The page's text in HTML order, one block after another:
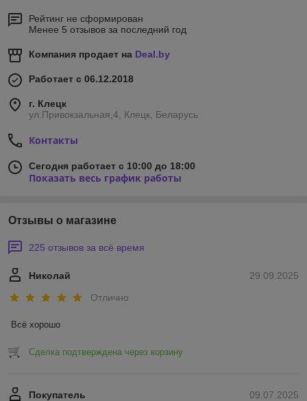
Рейтинг не сформирован
Менее 5 отзывов за последний год
Компания продает на Deal.by
Работает с 06.12.2018
г. Клецк
ул.Привокзальная,4, Клецк, Беларусь
Контакты
Сегодня работает с 10:00 до 18:00
Показать весь график работы
Отзывы о магазине
225 отзывов за всё время
29.09.2025
Николай
Отлично
Всё хорошо
Сделка подтверждена через корзину
09.07.2025
Покупатель